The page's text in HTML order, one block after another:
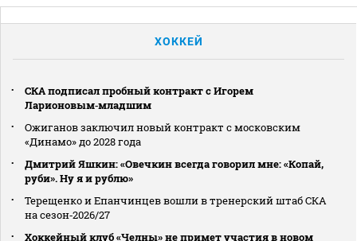
ХОККЕЙ
СКА подписал пробный контракт с Игорем
Ларионовым‑младшим
Ожиганов заключил новый контракт с московским
«Динамо» до 2028 года
Дмитрий Яшкин: «Овечкин всегда говорил мне: «Копай,
руби». Ну я и рублю»
Терещенко и Епанчинцев вошли в тренерский штаб СКА
на сезон‑2026/27
Хоккейный клуб «Челны» не примет участия в новом